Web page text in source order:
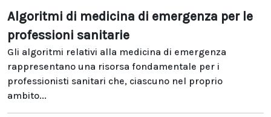
Algoritmi di medicina di emergenza per le
professioni sanitarie
Gli algoritmi relativi alla medicina di emergenza
rappresentano una risorsa fondamentale per i
professionisti sanitari che, ciascuno nel proprio
ambito...